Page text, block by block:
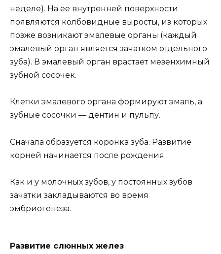
неделе). На ее внутренней поверхности
появляются колбовидные выросты, из которых
позже возникают эмалевые органы (каждый
эмалевый орган является зачатком отдельного
зуба). В эмалевый орган врастает мезенхимный
зубной сосочек.
Клетки эмалевого органа формируют эмаль, а
зубные сосочки — дентин и пульпу.
Сначала образуется коронка зуба. Развитие
корней начинается после рождения.
Как и у молочных зубов, у постоянных зубов
зачатки закладываются во время
эмбриогенеза.
Развитие слюнных желез